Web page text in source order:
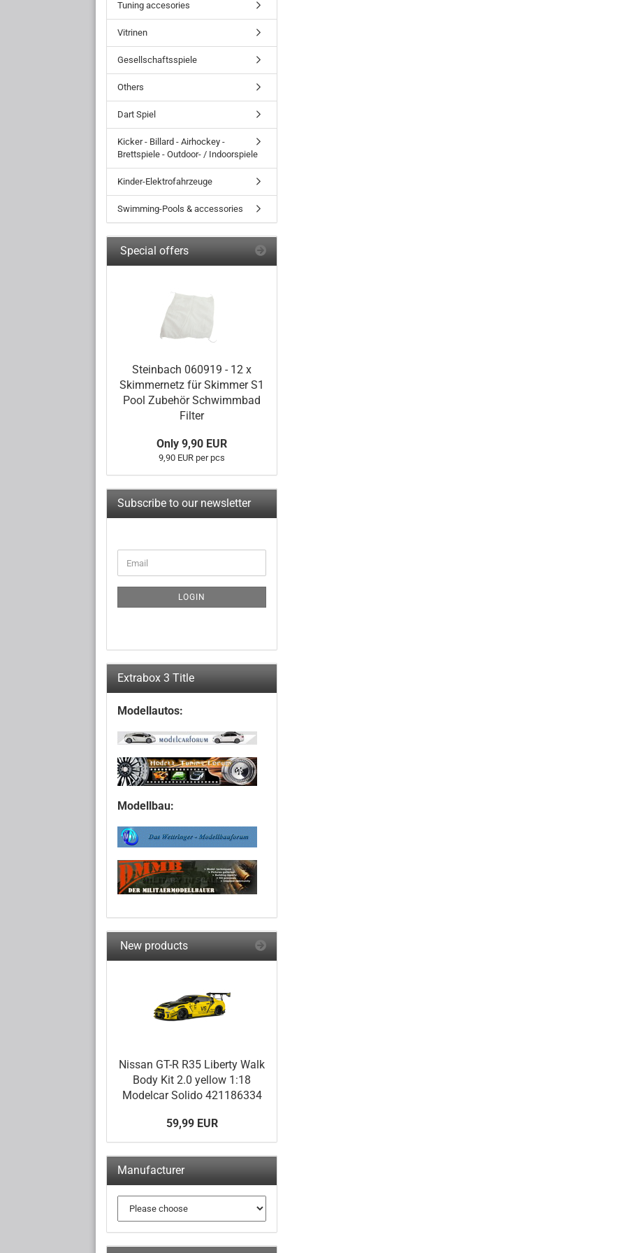
Tuning accesories
Vitrinen
Gesellschaftsspiele
Others
Dart Spiel
Kicker - Billard - Airhockey -
Brettspiele - Outdoor- / Indoorspiele
Kinder-Elektrofahrzeuge
Swimming-Pools & accessories
Special offers
Steinbach 060919 - 12 x
Skimmernetz für Skimmer S1
Pool Zubehör Schwimmbad
Filter
Only 9,90 EUR
9,90 EUR per pcs
Subscribe to our newsletter
TO
SUBSCRIPTION
PAGE
Email
LOGIN
Extrabox 3 Title
Modellautos:
Modellbau:
New products
Nissan GT-R R35 Liberty Walk
Body Kit 2.0 yellow 1:18
Modelcar Solido 421186334
59,99 EUR
Manufacturer